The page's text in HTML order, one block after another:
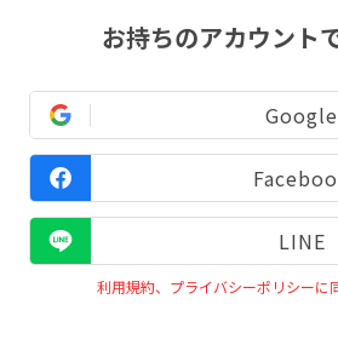
お持ちのアカウント
Google
LINE
利用規約、プライバシーポリシーに